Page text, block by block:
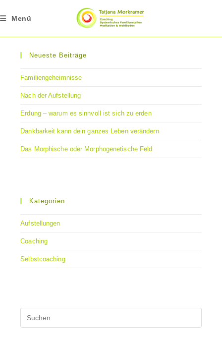
InhaltMenü
Neueste Beiträge
Familiengeheimnisse
Nach der Aufstellung
Erdung – warum es sinnvoll ist sich zu erden
Dankbarkeit kann dein ganzes Leben verändern
Das Morphische oder Morphogenetische Feld
Kategorien
Aufstellungen
Coaching
Selbstcoaching